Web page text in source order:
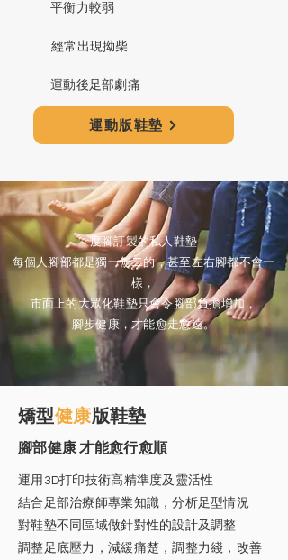
平衡力較弱
經常出現拗柴
運動後足部劇痛
運動版鞋墊
度腳訂製的私人鞋墊
每個人腳部都是獨一無二的，甚至左右腳都不會一
樣，
市面上的大眾化鞋墊只會令腳部負擔增加，
腳步健康，才能愈走愈遠。
矯型健康版鞋墊
腳部健康 才能愈行愈順
運用3D打印技術高精準度及靈活性
結合足部治療師專業知識，分析足型情況
對鞋墊不同區域做針對性的設計及調整
調整足底壓力，減緩痛楚，調整力綫，改善